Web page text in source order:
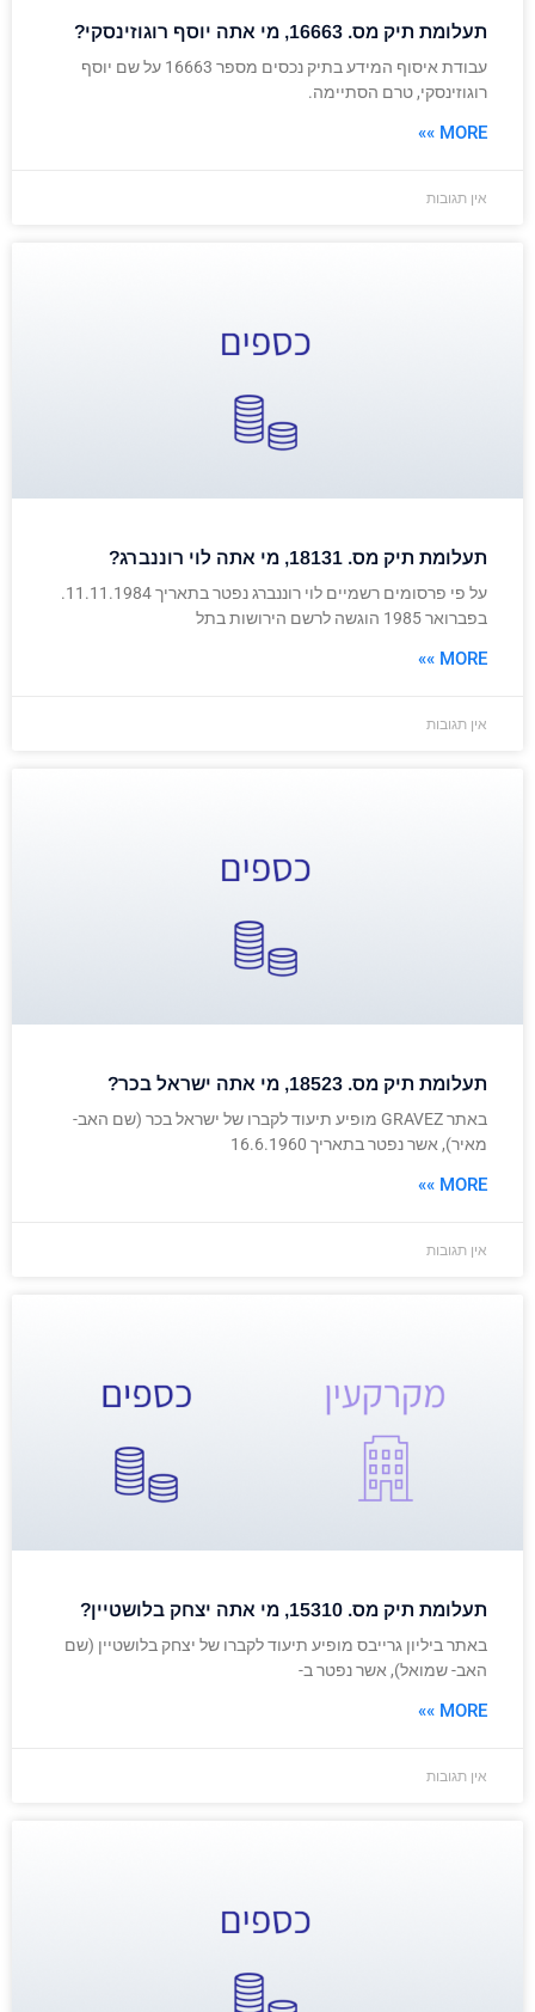
תעלומת תיק מס. 16663, מי אתה יוסף רוגוזינסקי?
עבודת איסוף המידע בתיק נכסים מספר 16663 על שם יוסף
רוגוזינסקי, טרם הסתיימה.
MORE »»
אין תגובות
תעלומת תיק מס. 18131, מי אתה לוי רוננברג?
על פי פרסומים רשמיים לוי רוננברג נפטר בתאריך 11.11.1984.
בפברואר 1985 הוגשה לרשם הירושות בתל
MORE »»
אין תגובות
תעלומת תיק מס. 18523, מי אתה ישראל בכר?
באתר GRAVEZ מופיע תיעוד לקברו של ישראל בכר (שם האב-
מאיר), אשר נפטר בתאריך 16.6.1960
MORE »»
אין תגובות
תעלומת תיק מס. 15310, מי אתה יצחק בלושטיין?
באתר ביליון גרייבס מופיע תיעוד לקברו של יצחק בלושטיין (שם
האב- שמואל), אשר נפטר ב-
MORE »»
אין תגובות